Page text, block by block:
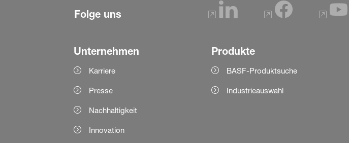
Folge uns
Unternehmen
Karriere
Presse
Nachhaltigkeit
Innovation
Produkte
BASF-Produktsuche
Industrieauswahl